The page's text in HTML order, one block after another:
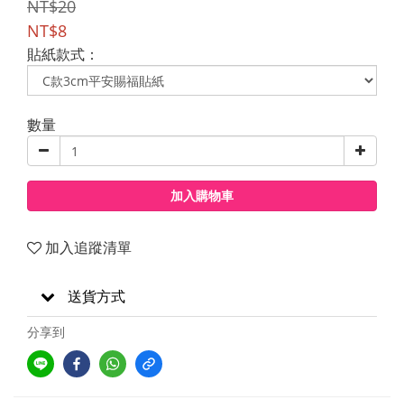
NT$20
NT$8
貼紙款式：
數量
加入購物車
加入追蹤清單
送貨方式
分享到